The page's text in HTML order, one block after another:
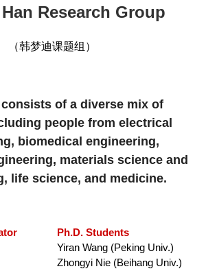
Research Group
（韩梦迪课题组）
SKINS
DEVICES
of a diverse mix of
people from electrical
biomedical engineering,
materials science and
life science, and medicine.
Ph.D. Students
Yiran Wang (Peking Univ.)
Zhongyi Nie (Beihang Univ.)